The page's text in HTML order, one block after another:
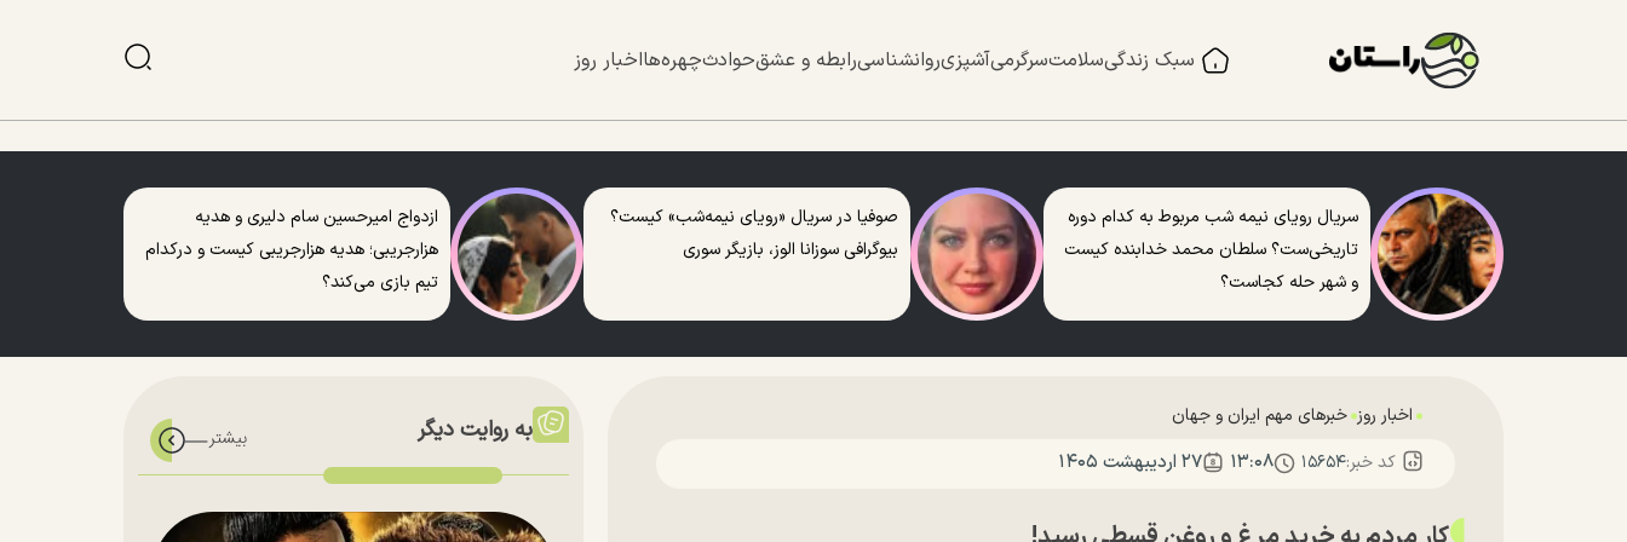
سبک زندگیسلامتسرگرمیآشپزیروانشناسیرابطه و عشقحوادثچهره‌هااخبار روز
سریال رویای نیمه شب مربوط به کدام دوره
تاریخی‌ست؟ سلطان محمد خدابنده کیست
و شهر حله کجاست؟
صوفیا در سریال «رویای نیمه‌شب» کیست؟
بیوگرافی سوزانا الوز، بازیگر سوری
ازدواج امیرحسین سام دلیری و هدیه
هزارجریبی؛ هدیه هزارجریبی کیست و درکدام
تیم بازی می‌کند؟
اخبار روز خبرهای مهم ایران و جهان
کد خبر:۱۵۶۵۴ ۱۳:۰۸ ۲۷ ارديبهشت ۱۴۰۵
به روایت دیگر